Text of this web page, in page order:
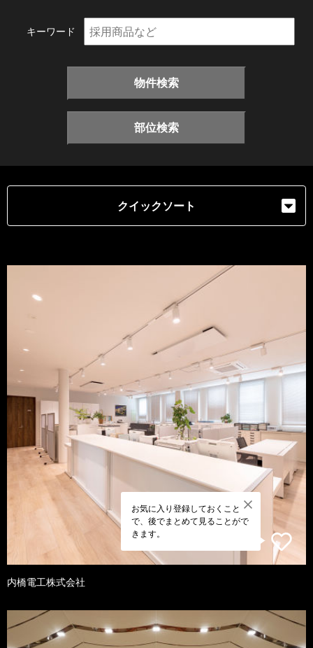
キーワード
物件検索
部位検索
クイックソート
お気に入り登録しておくこと
で、後でまとめて見ることがで
きます。
内橋電工株式会社